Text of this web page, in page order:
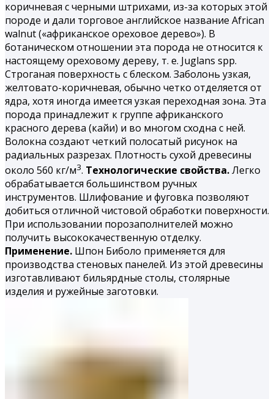
коричневая с черными штрихами, из-за которых этой
породе и дали торговое английское название African
walnut («африканское ореховое дерево»). В
ботаническом отношении эта порода не относится к
настоящему ореховому дереву, т. е. Juglans spp.
Строганая поверхность с блеском. Заболонь узкая,
желтовато-коричневая, обычно четко отделяется от
ядра, хотя иногда имеется узкая переходная зона. Эта
порода принадлежит к группе африканского
красного дерева (кайи) и во многом сходна с ней.
Волокна создают четкий полосатый рисунок на
радиальных разрезах. Плотность сухой древесины
около 560 кг/м3. Технологические свойства.Легко
обрабатывается большинством ручных
инструментов. Шлифование и фуговка позволяют
добиться отличной чистовой обработки поверхности.
При использовании порозаполнителей можно
получить высококачественную отделку.
Применение. Шпон Биболо применяется для
производства стеновых панелей. Из этой древесины
изготавливают бильярдные столы, столярные
изделия и ружейные заготовки.